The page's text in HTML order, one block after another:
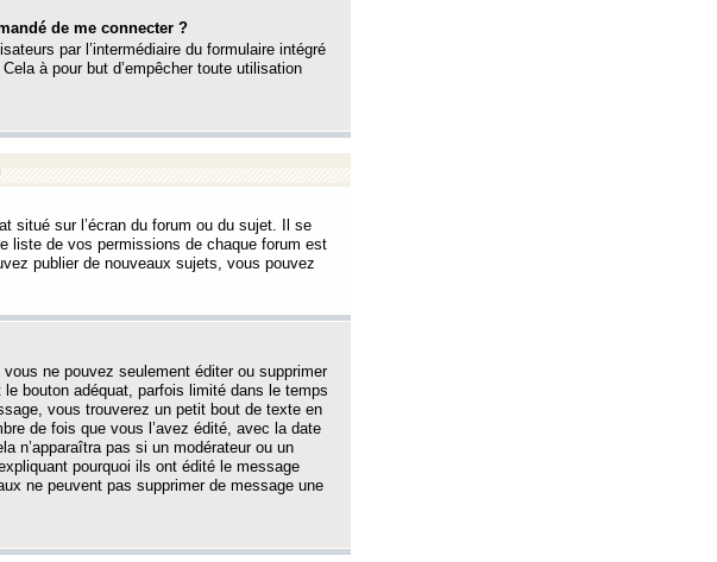
de me connecter ?
par l’intermédiaire du formulaire intégré
à pour but d’empêcher toute utilisation
situé sur l’écran du forum ou du sujet. Il se
liste de vos permissions de chaque forum est
publier de nouveaux sujets, vous pouvez
ne pouvez seulement éditer ou supprimer
bouton adéquat, parfois limité dans le temps
vous trouverez un petit bout de texte en
de fois que vous l’avez édité, avec la date
n’apparaîtra pas si un modérateur ou un
pourquoi ils ont édité le message
ne peuvent pas supprimer de message une